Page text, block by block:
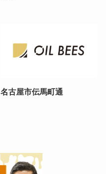
名古屋市伝馬町通